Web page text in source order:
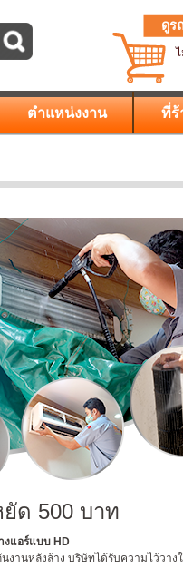
ดูร
ตำแหน่งงาน ที่ร้
ด 500 บาท
งแอร์แบบ HD
นงานหลังล้างบริษัทได้รับความไว้วาง